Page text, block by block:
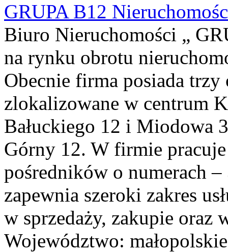
GRUPA B12
Biuro Nieruchomości „
na rynku obrotu
Obecnie firma posiada trzy
zlokalizowane w centrum
Bałuckiego 12 i Miodowa
Górny 12. W firmie
pośredników o numerach
zapewnia szeroki zakres
w sprzedaży, zakupie oraz
Województwo: małopolskie